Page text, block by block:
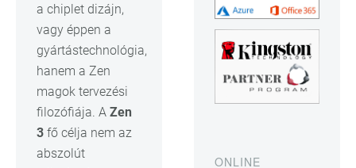
a chiplet dizájn,
vagy éppen a
gyártástechnológia,
hanem a Zen
magok tervezési
filozófiája. A Zen
3 fő célja nem az
abszolút
ONLINE